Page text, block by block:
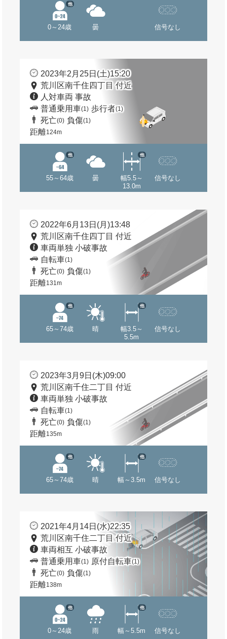
0～24歳
他
曇 信号なし
2023年2月25日(土)15:20
荒川区南千住四丁目 付近
人対車両 事故
普通乗用車(1) 歩行者(1)
死亡(0) 負傷(1)
距離124m
55～64歳
他
曇
幅5.5～
13.0m
他
信号なし
2022年6月13日(月)13:48
荒川区南千住四丁目 付近
車両単独 小破事故
自転車(1)
死亡(0) 負傷(1)
距離131m
65～74歳
他
晴
幅3.5～
5.5m
他
信号なし
2023年3月9日(木)09:00
荒川区南千住二丁目 付近
車両単独 小破事故
自転車(1)
死亡(0) 負傷(1)
距離135m
65～74歳
他
晴 幅～3.5m
他
信号なし
2021年4月14日(水)22:35
荒川区南千住二丁目 付近
車両相互 小破事故
普通乗用車(1) 原付自転車(1)
死亡(0) 負傷(1)
距離138m
0～24歳
他
雨 幅～5.5m
他
信号なし